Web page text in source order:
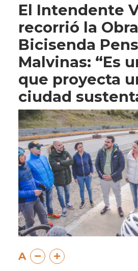
El Intendente
recorrió la
Bicisenda
Malvinas: “Es
que proyecta
ciudad
A